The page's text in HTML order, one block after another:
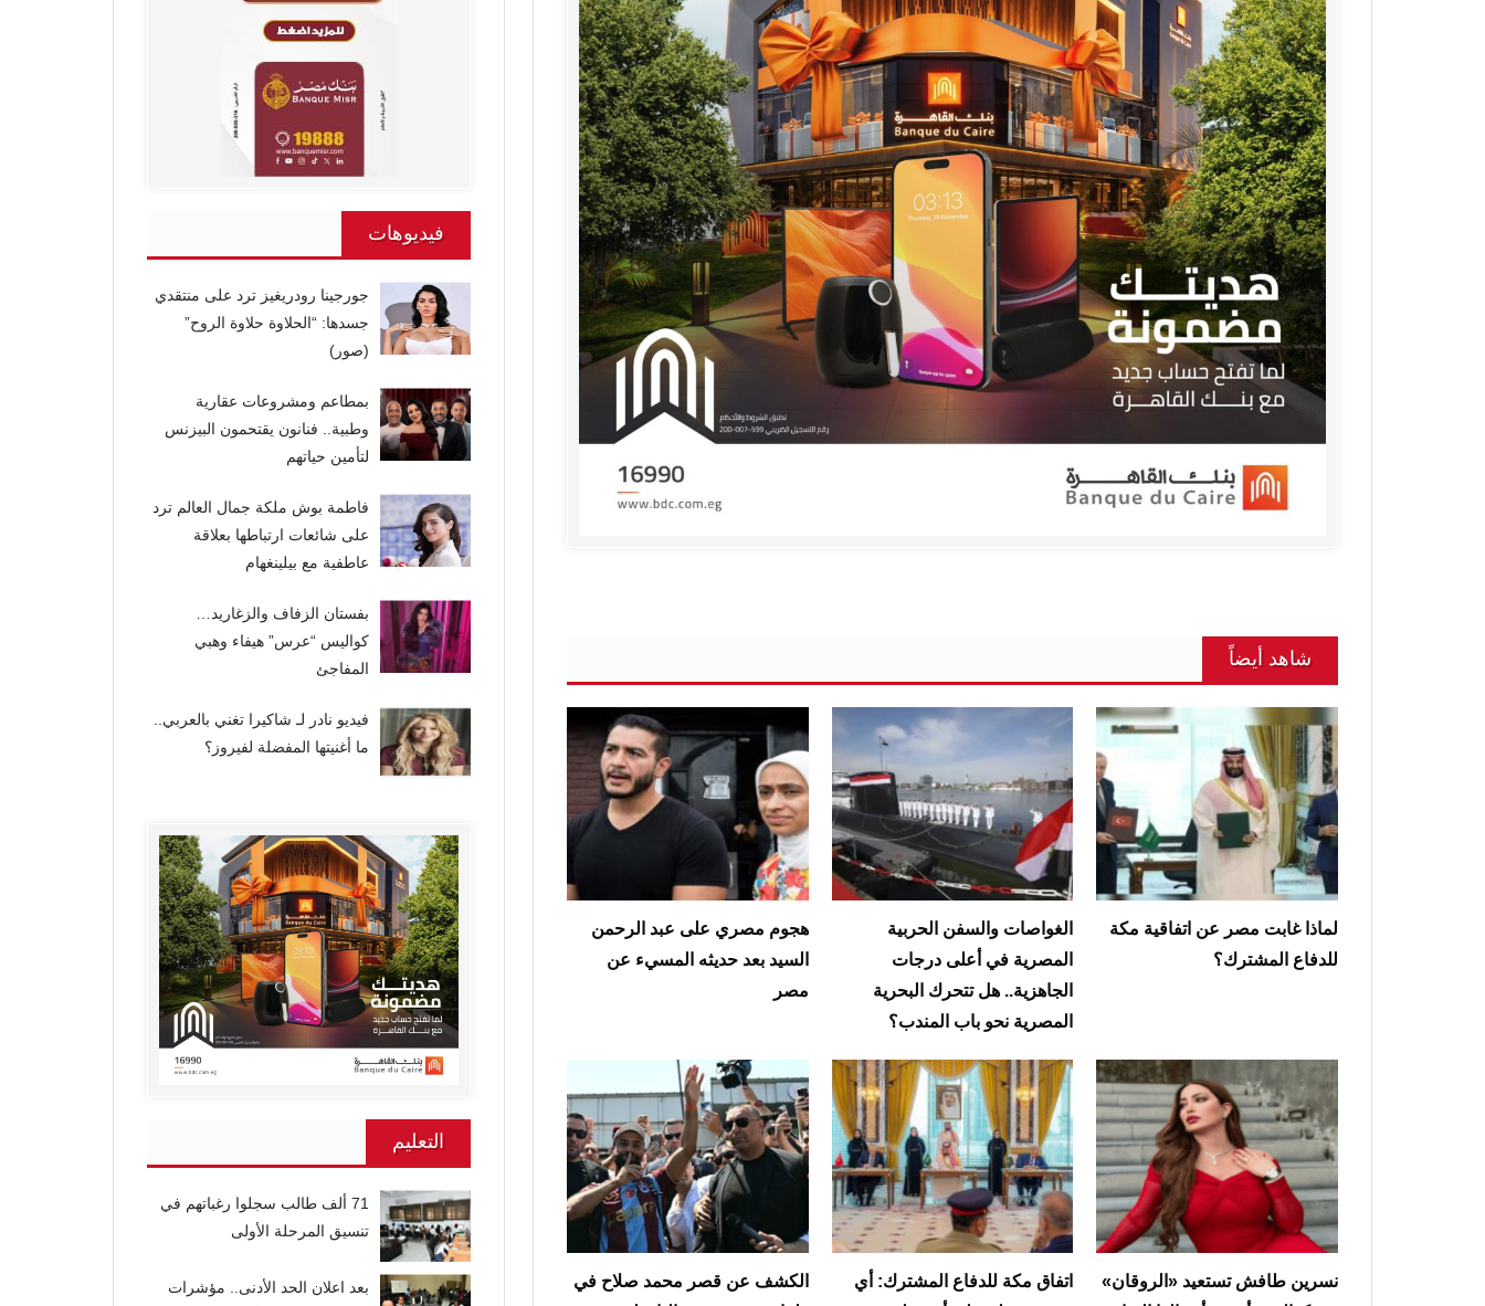
شاهد أيضاً
لماذا غابت مصر عن اتفاقية مكة
للدفاع المشترك؟
الغواصات والسفن الحربية
المصرية في أعلى درجات
الجاهزية.. هل تتحرك البحرية
المصرية نحو باب المندب؟
هجوم مصري على عبد الرحمن
السيد بعد حديثه المسيء عن
مصر
نسرين طافش تستعيد «الروقان»
‏اتفاق مكة للدفاع المشترك: أي
الكشف عن قصر محمد صلاح في
فيديوهات
جورجينا رودريغيز ترد على منتقدي
جسدها: “الحلاوة حلاوة الروح”
(صور)
بمطاعم ومشروعات عقارية
وطبية.. فنانون يقتحمون البيزنس
لتأمين حياتهم
فاطمة بوش ملكة جمال العالم ترد
على شائعات ارتباطها بعلاقة
عاطفية مع بيلينغهام
بفستان الزفاف والزغاريد…
كواليس “عرس” هيفاء وهبي
المفاجئ
فيديو نادر لـ شاكيرا تغني بالعربي..
ما أغنيتها المفضلة لفيروز؟
التعليم
71 ألف طالب سجلوا رغباتهم في
تنسيق المرحلة الأولى
بعد اعلان الحد الأدنى.. مؤشرات